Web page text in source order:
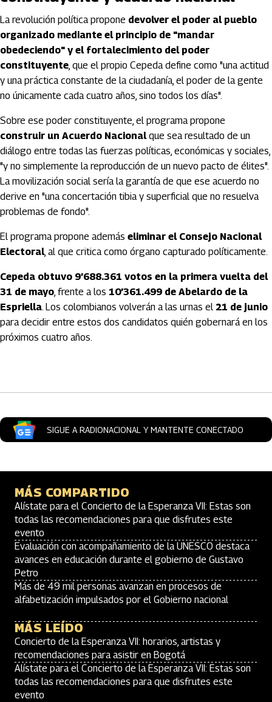
La revolución política propone devolver el poder al pueblo
organizado mediante el principio de "mandar
obedeciendo" y el fortalecimiento del poder
constituyente, que el propio Cepeda define como "una actitud
y una práctica constante de la ciudadanía, el poder de la gente
no únicamente cada cuatro años, sino todos los días".
Sobre ese poder constituyente, el programa propone
construir un Acuerdo Nacionalque sea resultado de un
diálogo entre todas las fuerzas políticas, económicas y sociales,
"y no simplemente la reproducción de un nuevo pacto de élites".
La movilización social sería la garantía de que ese acuerdo no
derive en "una concertación tibia y superficial que no resuelva
problemas de fondo".
El programa propone además eliminar el Consejo Nacional
Electoral, al que critica como órgano capturado políticamente.
Cepeda obtuvo 9’688.361 votos en la primera vuelta del
31 de mayo, frente a los 10’361.499 de Abelardo de la
Espriella. Los colombianos volverán a las urnas el 21 de junio
para decidir entre estos dos candidatos quién gobernará en los
próximos cuatro años.
SIGUE A RADIONACIONAL Y MANTENTE CONECTADO
MÁS COMPARTIDO
Alístate para el Concierto de la Esperanza VII: Estas son
todas las recomendaciones para que disfrutes este
evento
Evaluación con acompañamiento de la UNESCO destaca
avances en educación durante el gobierno de Gustavo
Petro
Más de 49 mil personas avanzan en procesos de
alfabetización impulsados por el Gobierno nacional
MÁS LEÍDO
Concierto de la Esperanza VII: horarios, artistas y
recomendaciones para asistir en Bogotá
Alístate para el Concierto de la Esperanza VII: Estas son
todas las recomendaciones para que disfrutes este
evento